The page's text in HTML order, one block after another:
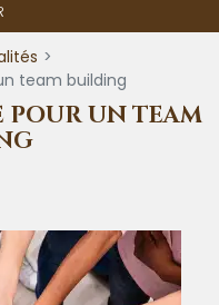
team building
POUR UN TEAM